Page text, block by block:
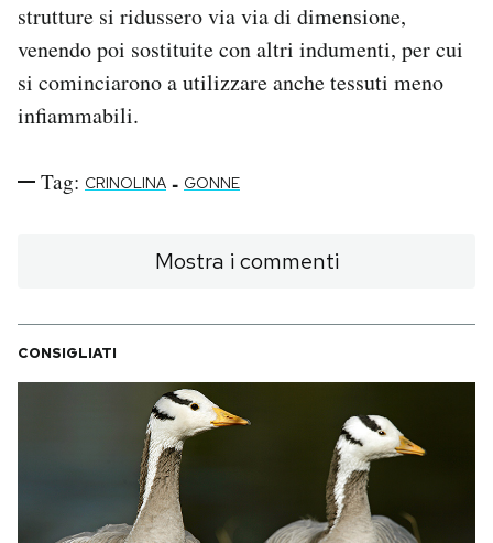
strutture si ridussero via via di dimensione,
venendo poi sostituite con altri indumenti, per cui
si cominciarono a utilizzare anche tessuti meno
infiammabili.
Tag: CRINOLINA - GONNE
Mostra i commenti
CONSIGLIATI